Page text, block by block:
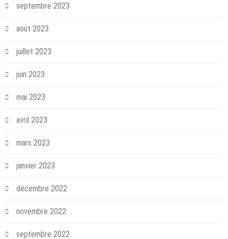
septembre 2023
août 2023
juillet 2023
juin 2023
mai 2023
avril 2023
mars 2023
janvier 2023
décembre 2022
novembre 2022
septembre 2022